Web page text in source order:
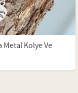
Metal Kolye Ve
Bileklik Kombini